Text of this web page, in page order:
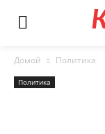
Домой Политика
Политика